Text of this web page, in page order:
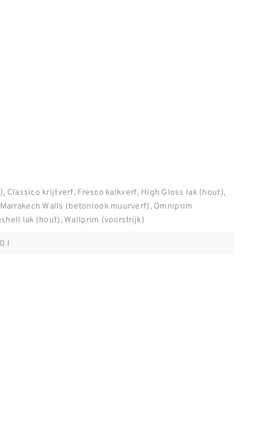
Classico krijtverf, Fresco kalkverf, High Gloss lak (hout),
Walls (betonlook muurverf), Omniprim
lak (hout), Wallprim (voorstrijk)
l